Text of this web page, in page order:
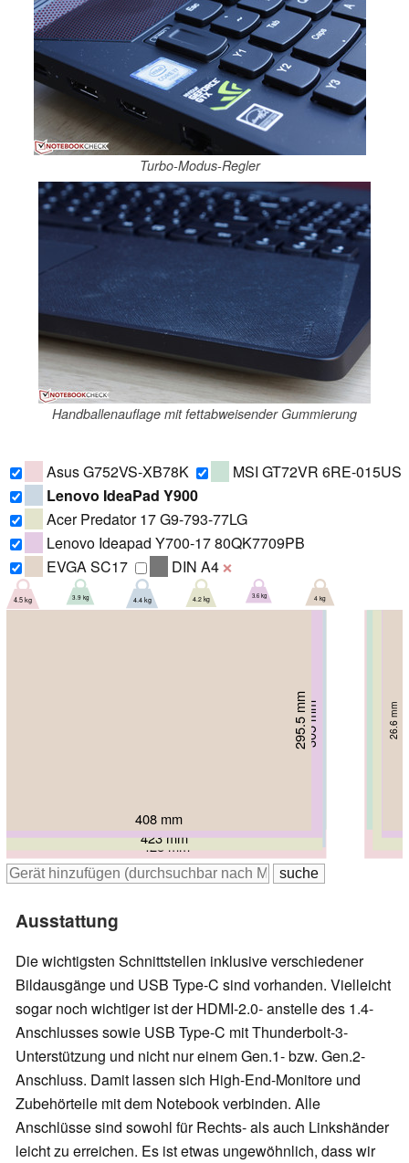
Turbo-Modus-Regler
Handballenauflage mit fettabweisender Gummierung
Asus G752VS-XB78K
MSI GT72VR 6RE-015US
Lenovo IdeaPad Y900
Acer Predator 17 G9-793-77LG
Lenovo Ideapad Y700-17 80QK7709PB
EVGA SC17
DIN A4 ❌
428 mm
333 mm 51 mm
4.5 kg
428 mm
294 mm 48 mm
3.9 kg
427 mm
318 mm 36 mm
4.4 kg
423 mm
322 mm 40 mm
4.2 kg
423 mm
305 mm 28 mm
3.6 kg
408 mm
295.5 mm 26.6 mm
4 kg
Ausstattung
Die wichtigsten Schnittstellen inklusive verschiedener
Bildausgänge und USB Type-C sind vorhanden. Vielleicht
sogar noch wichtiger ist der HDMI-2.0- anstelle des 1.4-
Anschlusses sowie USB Type-C mit Thunderbolt-3-
Unterstützung und nicht nur einem Gen.1- bzw. Gen.2-
Anschluss. Damit lassen sich High-End-Monitore und
Zubehörteile mit dem Notebook verbinden. Alle
Anschlüsse sind sowohl für Rechts- als auch Linkshänder
leicht zu erreichen. Es ist etwas ungewöhnlich, dass wir